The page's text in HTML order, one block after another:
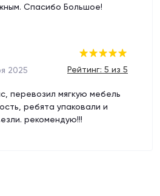
Спасибо Большое!
2025 Рейтинг: 5 из 5
перевозил мягкую мебель
ребята упаковали и
рекомендую!!!